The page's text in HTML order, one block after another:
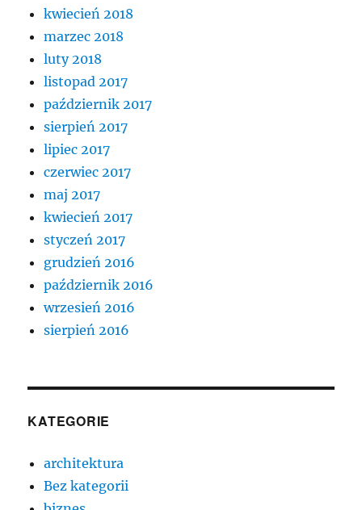
kwiecień 2018
marzec 2018
luty 2018
listopad 2017
październik 2017
sierpień 2017
lipiec 2017
czerwiec 2017
maj 2017
kwiecień 2017
styczeń 2017
grudzień 2016
październik 2016
wrzesień 2016
sierpień 2016
KATEGORIE
architektura
Bez kategorii